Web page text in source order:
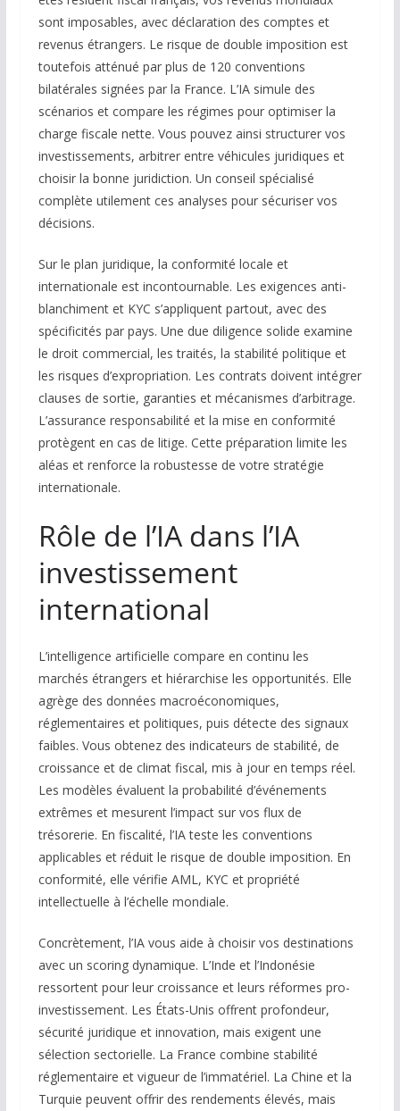
sont imposables, avec déclaration des comptes et
revenus étrangers. Le risque de double imposition est
toutefois atténué par plus de 120 conventions
bilatérales signées par la France. L’IA simule des
scénarios et compare les régimes pour optimiser la
charge fiscale nette. Vous pouvez ainsi structurer vos
investissements, arbitrer entre véhicules juridiques et
choisir la bonne juridiction. Un conseil spécialisé
complète utilement ces analyses pour sécuriser vos
décisions.
Sur le plan juridique, la conformité locale et
internationale est incontournable. Les exigences anti-
blanchiment et KYC s’appliquent partout, avec des
spécificités par pays. Une due diligence solide examine
le droit commercial, les traités, la stabilité politique et
les risques d’expropriation. Les contrats doivent intégrer
clauses de sortie, garanties et mécanismes d’arbitrage.
L’assurance responsabilité et la mise en conformité
protègent en cas de litige. Cette préparation limite les
aléas et renforce la robustesse de votre stratégie
internationale.
Rôle de l’IA dans l’IA
investissement
international
L’intelligence artificielle compare en continu les
marchés étrangers et hiérarchise les opportunités. Elle
agrège des données macroéconomiques,
réglementaires et politiques, puis détecte des signaux
faibles. Vous obtenez des indicateurs de stabilité, de
croissance et de climat fiscal, mis à jour en temps réel.
Les modèles évaluent la probabilité d’événements
extrêmes et mesurent l’impact sur vos flux de
trésorerie. En fiscalité, l’IA teste les conventions
applicables et réduit le risque de double imposition. En
conformité, elle vérifie AML, KYC et propriété
intellectuelle à l’échelle mondiale.
Concrètement, l’IA vous aide à choisir vos destinations
avec un scoring dynamique. L’Inde et l’Indonésie
ressortent pour leur croissance et leurs réformes pro-
investissement. Les États-Unis offrent profondeur,
sécurité juridique et innovation, mais exigent une
sélection sectorielle. La France combine stabilité
réglementaire et vigueur de l’immatériel. La Chine et la
Turquie peuvent offrir des rendements élevés, mais